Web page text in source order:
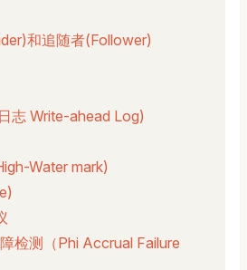
和追随者(Follower)
志 Write-ahead Log)
Water mark)
检测（Phi Accrual Failure